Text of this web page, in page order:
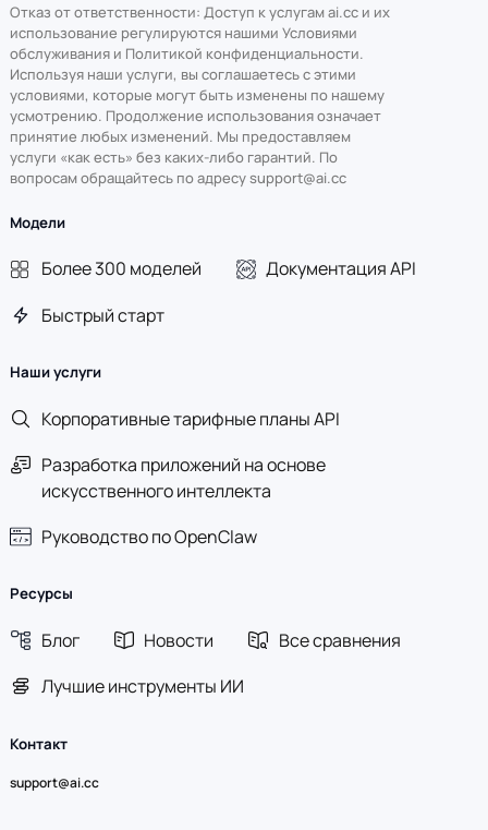
Отказ от ответственности: Доступ к услугам ai.cc и их
использование регулируются нашими Условиями
обслуживания и Политикой конфиденциальности.
Используя наши услуги, вы соглашаетесь с этими
условиями, которые могут быть изменены по нашему
усмотрению. Продолжение использования означает
принятие любых изменений. Мы предоставляем
услуги «как есть» без каких-либо гарантий. По
вопросам обращайтесь по адресу support@ai.cc
Модели
Более 300 моделей
Документация API
Быстрый старт
Наши услуги
Корпоративные тарифные планы API
Разработка приложений на основе
искусственного интеллекта
Руководство по OpenClaw
Ресурсы
Блог Новости
Все сравнения
Лучшие инструменты ИИ
Контакт
support@ai.cc